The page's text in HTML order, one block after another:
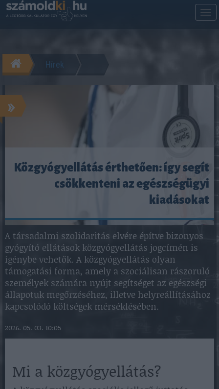
Hírek
»
Közgyógyellátás érthetően: így segít
csökkenteni az egészségügyi
kiadásokat
A társadalmi szolidaritás elvére építve bizonyos
gyógyító ellátások közgyógyellátás jogcímén is
igénybe vehetők. A közgyógyellátás olyan
támogatási forma, amely a szociálisan rászoruló
személyek számára nyújt segítséget az egészségi
állapotuk megőrzéséhez, illetve helyreállításához
kapcsolódó költségek mérséklésében.
2026. 05. 03. 10:05
Mi a közgyógyellátás?